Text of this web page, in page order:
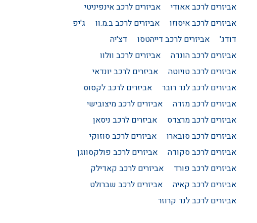
אביזרים לרכב אאודי
אביזרים לרכב אינפיניטי
אביזרים לרכב איסוזו
אביזרים לרכב ב.מ.וו
ג'יפ
דודג'
אביזרים לרכב דייהטסו
דצ'יה
אביזרים לרכב הונדה
אביזרים לרכב וולוו
אביזרים לרכב טויוטה
אביזרים לרכב יונדאי
אביזרים לרכב לנד רובר
אביזרים לרכב לקסוס
אביזרים לרכב מזדה
אביזרים לרכב מיצובישי
אביזרים לרכב מרצדס
אביזרים לרכב ניסאן
אביזרים לרכב סובארו
אביזרים לרכב סוזוקי
אביזרים לרכב סקודה
אביזרים לרכב פולקסווגן
אביזרים לרכב פורד
אביזרים לרכב קאדילק
אביזרים לרכב קאיה
אביזרים לרכב שברולט
אביזרים לרכב לנד קרוזר